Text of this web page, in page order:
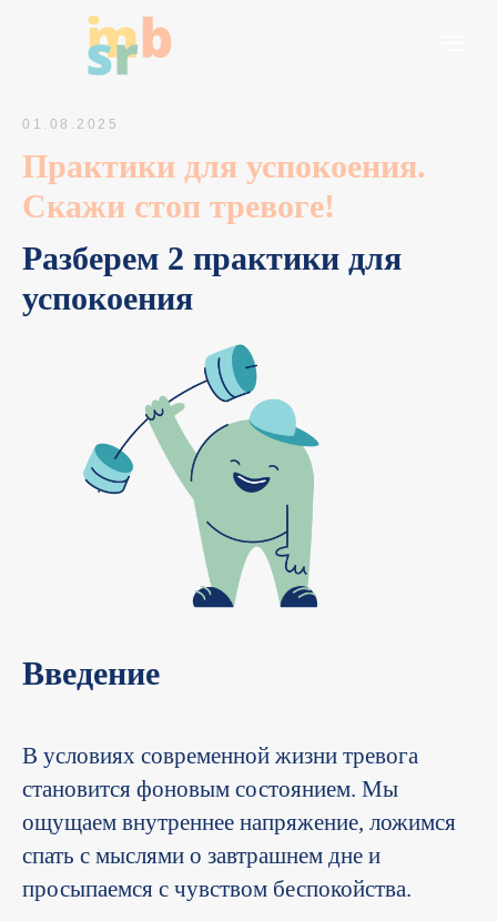
01.08.2025
Практики для успокоения.
Скажи стоп тревоге!
Разберем 2 практики для
успокоения
Введение
В условиях современной жизни тревога
становится фоновым состоянием. Мы
ощущаем внутреннее напряжение, ложимся
спать с мыслями о завтрашнем дне и
просыпаемся с чувством беспокойства.